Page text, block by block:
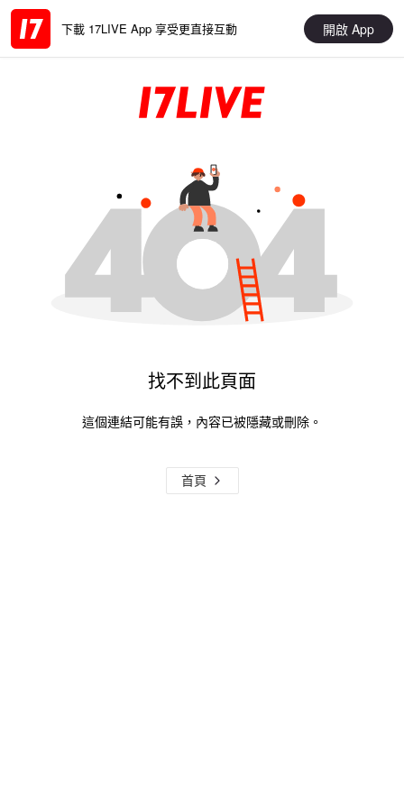
下載 17LIVE App 享受更直接互動 開啟 App
找不到此頁面
這個連結可能有誤，內容已被隱藏或刪除。
首頁